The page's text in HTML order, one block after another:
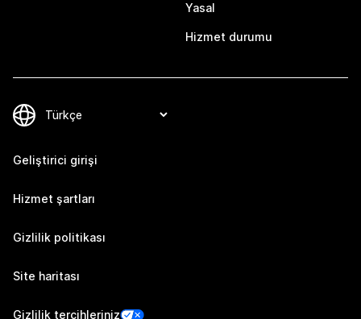
Yasal
Hizmet durumu
Geliştirici girişi
Hizmet şartları
Gizlilik politikası
Site haritası
Gizlilik tercihleriniz